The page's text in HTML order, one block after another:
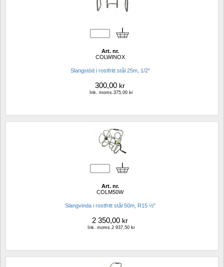
Art. nr.
COLWINOX
Slangstöd i rostfritt stål 25m, 1/2″
300,00 kr
Ink. moms.375,00 kr
Art. nr.
COLM50W
Slangvinda i rostfritt stål 50m, R15 ½"
2 350,00 kr
Ink. moms.2 937,50 kr